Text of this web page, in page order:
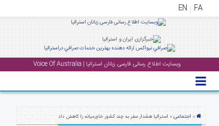
FA
EN
وبسایت اطلاع رسانی فارسی زبانان استرالیا | Voice Of Australia
منوی
اصلی
» اجتماعی» استرالیا هشدار سفر به چند کشور خاورمیانه را کاهش داد